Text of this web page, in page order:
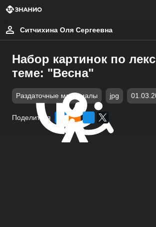
Ситчихина Оля Сергеевна
Набор картинок по
теме: "Весна"
Раздаточные материалы jpg
Поделиться